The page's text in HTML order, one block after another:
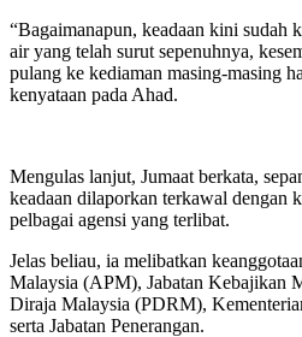
“Bagaimanapun, keadaan kini sudah
air yang telah surut sepenuhnya,
pulang ke kediaman masing-masing
kenyataan pada Ahad.
Mengulas lanjut, Jumaat berkata,
keadaan dilaporkan terkawal dengan
pelbagai agensi yang terlibat.
Jelas beliau, ia melibatkan
Malaysia (APM), Jabatan Kebajikan
Diraja Malaysia (PDRM),
serta Jabatan Penerangan.